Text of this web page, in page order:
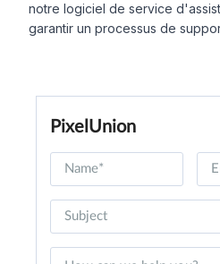
notre logiciel de service
garantir un processus de